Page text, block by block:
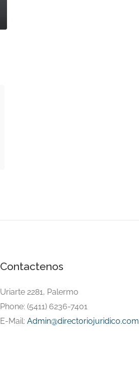
Contactenos
Uriarte 2281, Palermo
Phone: (5411) 6236-7401
E-Mail: Admin@directoriojuridico.com